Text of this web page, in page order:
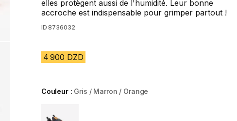
elles protègent aussi de l'humidité. Leur bonne
accroche est indispensable pour grimper partout !
ID 8736032
4 900 DZD
Couleur : Gris / Marron / Orange